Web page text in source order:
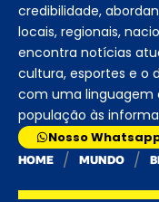
credibilidade,
locais, regionais,
encontra notícias
cultura, esportes e o
com uma linguagem
população às
Nosso
HOME MUNDO